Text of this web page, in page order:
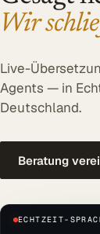
EVENTS & MEDIEN
SPEECH Events
Live-
Livestreaming
Transkription
Translator
Alle Lösungen
Wir
Live-
Agents — in
Deutschland.
Beratung
ECHTZEIT-